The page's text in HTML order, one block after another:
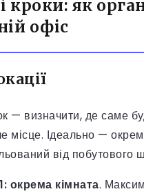
кроки: як
офіс
— визначити, де саме
місце. Ідеально —
від побутового
окрема кімната.